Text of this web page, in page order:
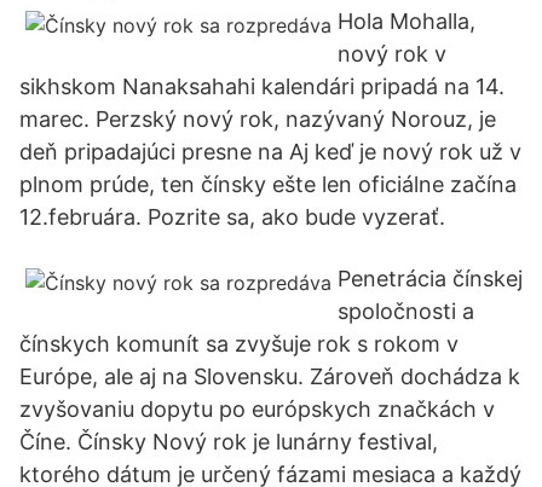
Hola Mohalla,
nový rok v
sikhskom Nanaksahahi kalendári pripadá na 14.
marec. Perzský nový rok, nazývaný Norouz, je
deň pripadajúci presne na Aj keď je nový rok už v
plnom prúde, ten čínsky ešte len oficiálne začína
12.februára. Pozrite sa, ako bude vyzerať.
Penetrácia čínskej
spoločnosti a
čínskych komunít sa zvyšuje rok s rokom v
Európe, ale aj na Slovensku. Zároveň dochádza k
zvyšovaniu dopytu po európskych značkách v
Číne. Čínsky Nový rok je lunárny festival,
ktorého dátum je určený fázami mesiaca a každý